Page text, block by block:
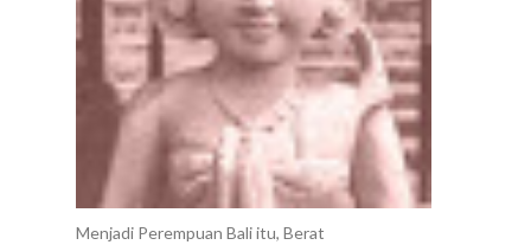
Menjadi Perempuan Bali itu, Berat